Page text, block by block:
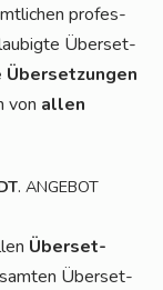
pro­fes­
Über­set­
von allen
.ANGEBOT
Über­set­
Über­set­